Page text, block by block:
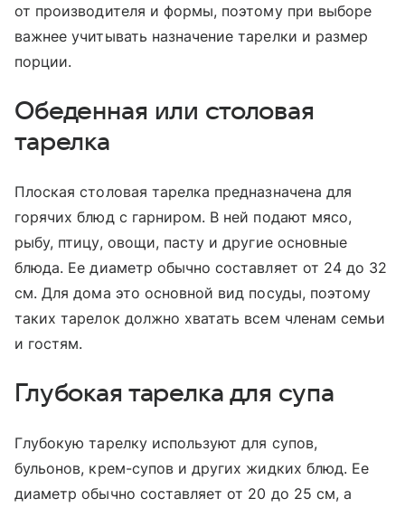
от производителя и формы, поэтому при выборе
важнее учитывать назначение тарелки и размер
порции.
Обеденная или столовая
тарелка
Плоская столовая тарелка предназначена для
горячих блюд с гарниром. В ней подают мясо,
рыбу, птицу, овощи, пасту и другие основные
блюда. Ее диаметр обычно составляет от 24 до 32
см. Для дома это основной вид посуды, поэтому
таких тарелок должно хватать всем членам семьи
и гостям.
Глубокая тарелка для супа
Глубокую тарелку используют для супов,
бульонов, крем-супов и других жидких блюд. Ее
диаметр обычно составляет от 20 до 25 см, а